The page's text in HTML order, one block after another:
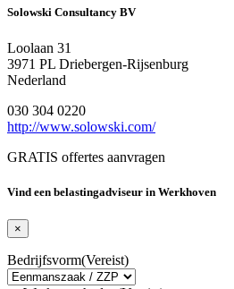
Solowski Consultancy BV
Loolaan 31
3971 PL Driebergen-Rijsenburg
Nederland
030 304 0220
http://www.solowski.com/
GRATIS offertes aanvragen
Vind een belastingadviseur in Werkhoven
×
Bedrijfsvorm(Vereist)